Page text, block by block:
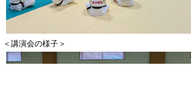
＜講演会の様子＞